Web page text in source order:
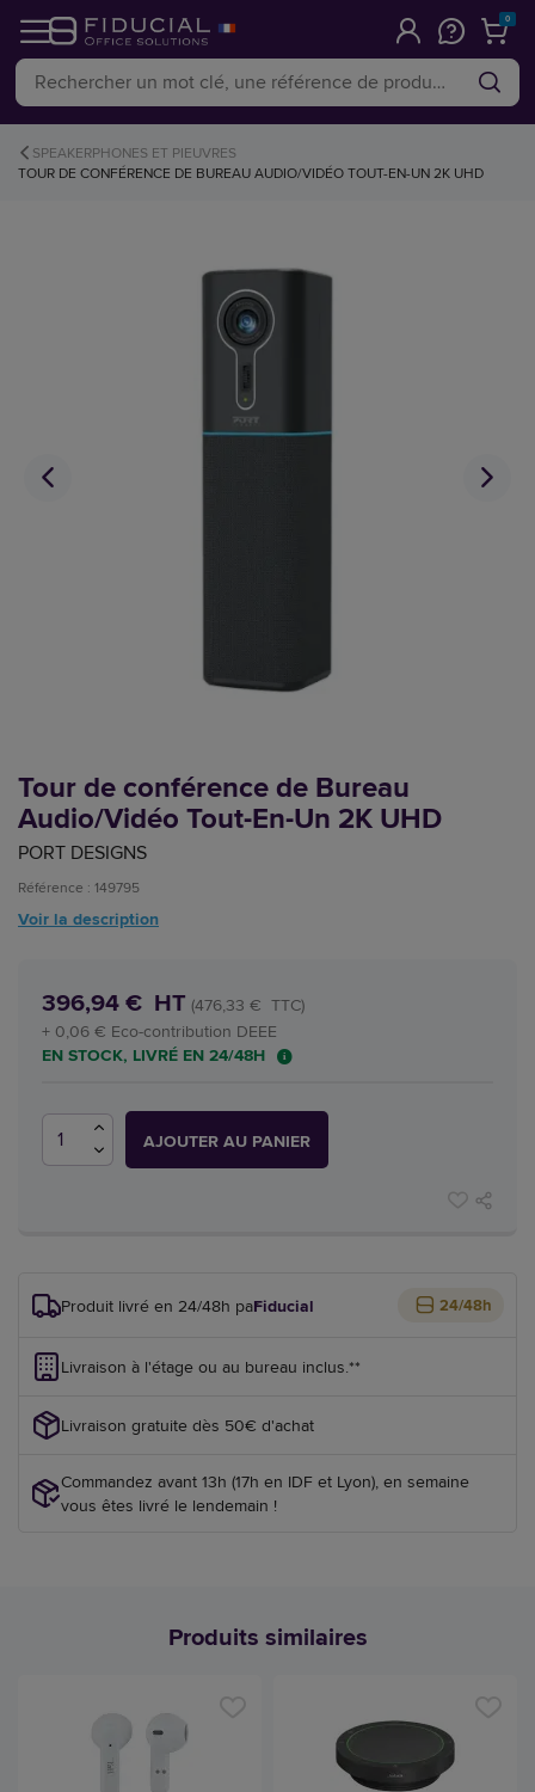
0
SPEAKERPHONES ET PIEUVRES
TOUR DE CONFÉRENCE DE BUREAU AUDIO/VIDÉO TOUT-EN-UN 2K UHD
Tour de conférence de Bureau
Audio/Vidéo Tout-En-Un 2K UHD
PORT DESIGNS
Référence : 149795
Voir la description
396,94 € HT (476,33 € TTC)
+ 0,06 € Eco-contribution DEEE
EN STOCK, LIVRÉ EN 24/48H
AJOUTER AU PANIER
Produit livré en 24/48h parFiducial 24/48h
Livraison à l'étage ou au bureau inclus.**
Livraison gratuite dès 50€ d'achat
Commandez avant 13h (17h en IDF et Lyon), en semaine
vous êtes livré le lendemain !
Produits similaires